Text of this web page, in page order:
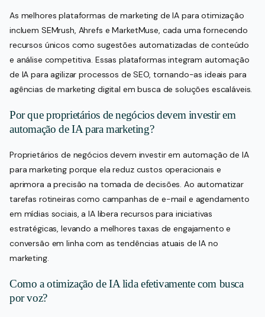
As melhores plataformas de marketing de IA para otimização
incluem SEMrush, Ahrefs e MarketMuse, cada uma fornecendo
recursos únicos como sugestões automatizadas de conteúdo
e análise competitiva. Essas plataformas integram automação
de IA para agilizar processos de SEO, tornando-as ideais para
agências de marketing digital em busca de soluções escaláveis.
Por que proprietários de negócios devem investir em
automação de IA para marketing?
Proprietários de negócios devem investir em automação de IA
para marketing porque ela reduz custos operacionais e
aprimora a precisão na tomada de decisões. Ao automatizar
tarefas rotineiras como campanhas de e-mail e agendamento
em mídias sociais, a IA libera recursos para iniciativas
estratégicas, levando a melhores taxas de engajamento e
conversão em linha com as tendências atuais de IA no
marketing.
Como a otimização de IA lida efetivamente com busca
por voz?